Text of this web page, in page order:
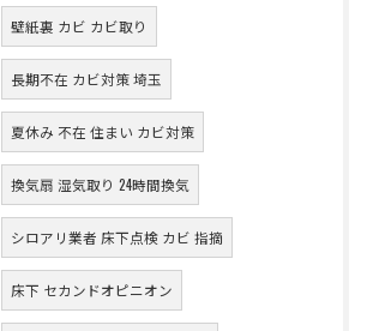
壁紙裏 カビ カビ取り
長期不在 カビ対策 埼玉
夏休み 不在 住まい カビ対策
換気扇 湿気取り 24時間換気
シロアリ業者 床下点検 カビ 指摘
床下 セカンドオピニオン